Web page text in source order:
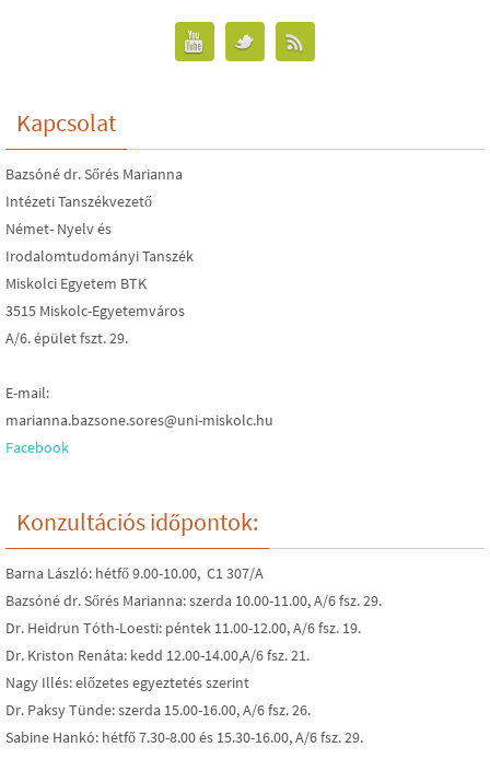
Kapcsolat
Bazsóné dr. Sőrés Marianna
Intézeti Tanszékvezető
Német- Nyelv és
Irodalomtudományi Tanszék
Miskolci Egyetem BTK
3515 Miskolc-Egyetemváros
A/6. épület fszt. 29.
E-mail:
marianna.bazsone.sores@uni-miskolc.hu
Facebook
Konzultációs időpontok:
Barna László: hétfő 9.00-10.00, C1 307/A
Bazsóné dr. Sőrés Marianna: szerda 10.00-11.00, A/6 fsz. 29.
Dr. Heidrun Tóth-Loesti: péntek 11.00-12.00, A/6 fsz. 19.
Dr. Kriston Renáta: kedd 12.00-14.00,A/6 fsz. 21.
Nagy Illés: előzetes egyeztetés szerint
Dr. Paksy Tünde: szerda 15.00-16.00, A/6 fsz. 26.
Sabine Hankó: hétfő 7.30-8.00 és 15.30-16.00, A/6 fsz. 29.